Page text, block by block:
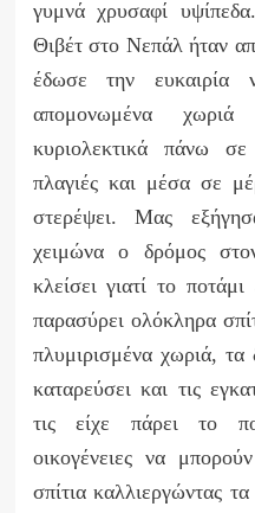
γυμνά χρυσαφί
Θιβέτ στο Νεπάλ ήταν
έδωσε την
απομονωμένα
κυριολεκτικά πάνω
πλαγιές και μέσα σε
στερέψει. Μας
χειμώνα ο δρόμος
κλείσει γιατί το
παρασύρει ολόκληρα
πλυμιρισμένα χωριά, τα
καταρεύσει και τις
τις είχε πάρει το
οικογένειες να
σπίτια καλλιεργώντας